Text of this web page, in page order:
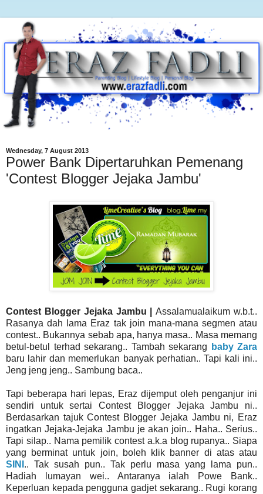
Wednesday, 7 August 2013
Power Bank Dipertaruhkan Pemenang
'Contest Blogger Jejaka Jambu'
Contest Blogger Jejaka Jambu |Assalamualaikum w.b.t..
Rasanya dah lama Eraz tak join mana-mana segmen atau
contest.. Bukannya sebab apa, hanya masa.. Masa memang
betul-betul terhad sekarang.. Tambah sekarang
baby Zara
baru lahir dan memerlukan banyak perhatian.. Tapi kali ini..
Jeng jeng jeng.. Sambung baca..
Tapi beberapa hari lepas, Eraz dijemput oleh penganjur ini
sendiri untuk sertai Contest Blogger Jejaka Jambu ni..
Berdasarkan tajuk Contest Blogger Jejaka Jambu ni, Eraz
ingatkan Jejaka-Jejaka Jambu je akan join.. Haha.. Serius..
Tapi silap.. Nama pemilik contest a.k.a blog rupanya.. Siapa
yang berminat untuk join, boleh klik banner di atas atau
SINI .. Tak susah pun.. Tak perlu masa yang lama pun..
Hadiah lumayan wei.. Antaranya ialah Powe Bank..
Keperluan kepada pengguna gadjet sekarang.. Rugi korang